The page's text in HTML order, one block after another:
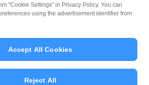
© PayPay Corporation
"Cookie Settings" in Privacy Policy. You can
using the advertisement identifier from
Reject All
Accept All Cookies